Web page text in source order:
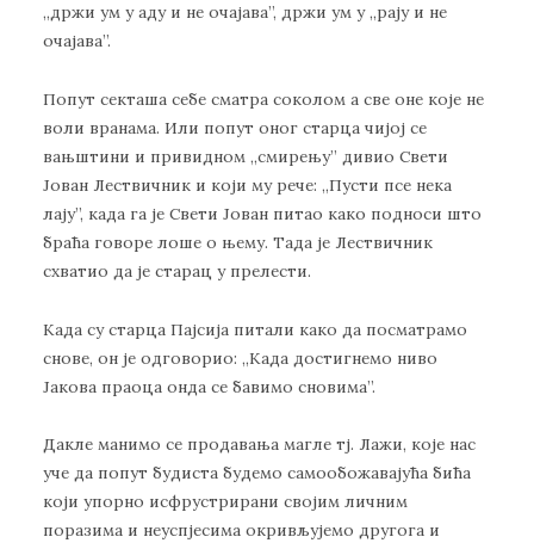
,,држи ум у аду и не очајава”, држи ум у ,,рају и не
очајава”.
Попут секташа себе сматра соколом а све оне које не
воли вранама. Или попут оног старца чијој се
вањштини и привидном ,,смирењу” дивио Свети
Јован Лествичник и који му рече: ,,Пусти псе нека
лају”, када га је Свети Јован питао како подноси што
браћа говоре лоше о њему. Тада је Лествичник
схватио да је старац у прелести.
Када су старца Пајсија питали како да посматрамо
снове, он је одговорио: ,,Када достигнемо ниво
Јакова праоца онда се бавимо сновима”.
Дакле манимо се продавања магле тј. Лажи, које нас
уче да попут будиста будемо самообожавајућа бића
који упорно исфрустрирани својим личним
поразима и неуспјесима окривљујемо другога и